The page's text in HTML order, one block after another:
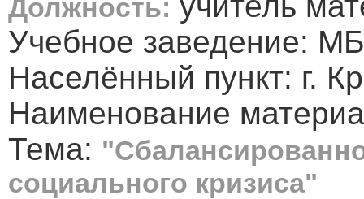
Должность:
Учебное заведение:
Населённый пункт: г.
Наименование
Тема:
социального кризиса"